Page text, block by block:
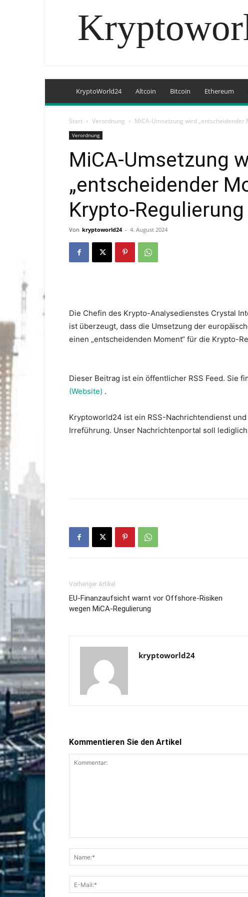
KryptoWorld24 Altcoin Bitcoin Ethereum
Start Verordnung MiCA-Umsetzung wird „entscheidender
Verordnung
MiCA-Umsetzung
„entscheidender
Krypto-
Von kryptoworld24 - 4. August 2024
Die Chefin des Krypto-Analysedienstes Crystal
ist überzeugt, dass die Umsetzung der
einen „entscheidenden Moment“ für die Krypto-
Dieser Beitrag ist ein öffentlicher RSS Feed. Sie
(Website) .
Kryptoworld24 ist ein RSS-Nachrichtendienst
Irreführung. Unser Nachrichtenportal soll
Vorheriger Artikel
EU-Finanzaufsicht warnt vor Offshore-Risiken
wegen MiCA-Regulierung
kryptoworld24
Kommentieren Sie den Artikel